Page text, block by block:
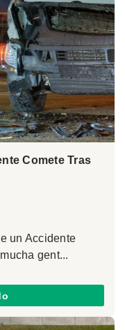
Comete Tras
un Accidente
gent...